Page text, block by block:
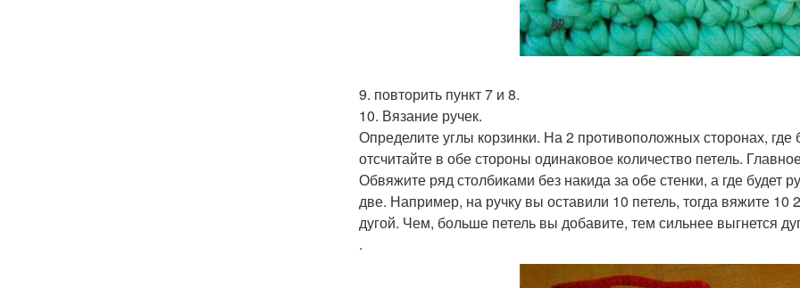
9. повторить пункт 7 и 8.
10. Вязание ручек.
Определите углы корзинки. На 2 противоположных сторонах, где
отсчитайте в обе стороны одинаковое количество петель.
Обвяжите ряд столбиками без накида за обе стенки, а где будет
две. Например, на ручку вы оставили 10 петель, тогда вяжите 10
дугой. Чем, больше петель вы добавите, тем сильнее выгнется
.